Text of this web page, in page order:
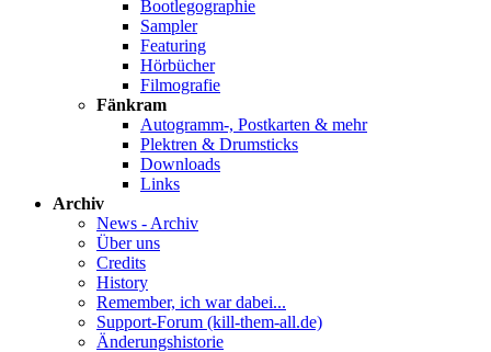
Bootlegographie
Sampler
Featuring
Hörbücher
Filmografie
Fänkram
Autogramm-, Postkarten & mehr
Plektren & Drumsticks
Downloads
Links
Archiv
News - Archiv
Über uns
Credits
History
Remember, ich war dabei...
Support-Forum (kill-them-all.de)
Änderungshistorie